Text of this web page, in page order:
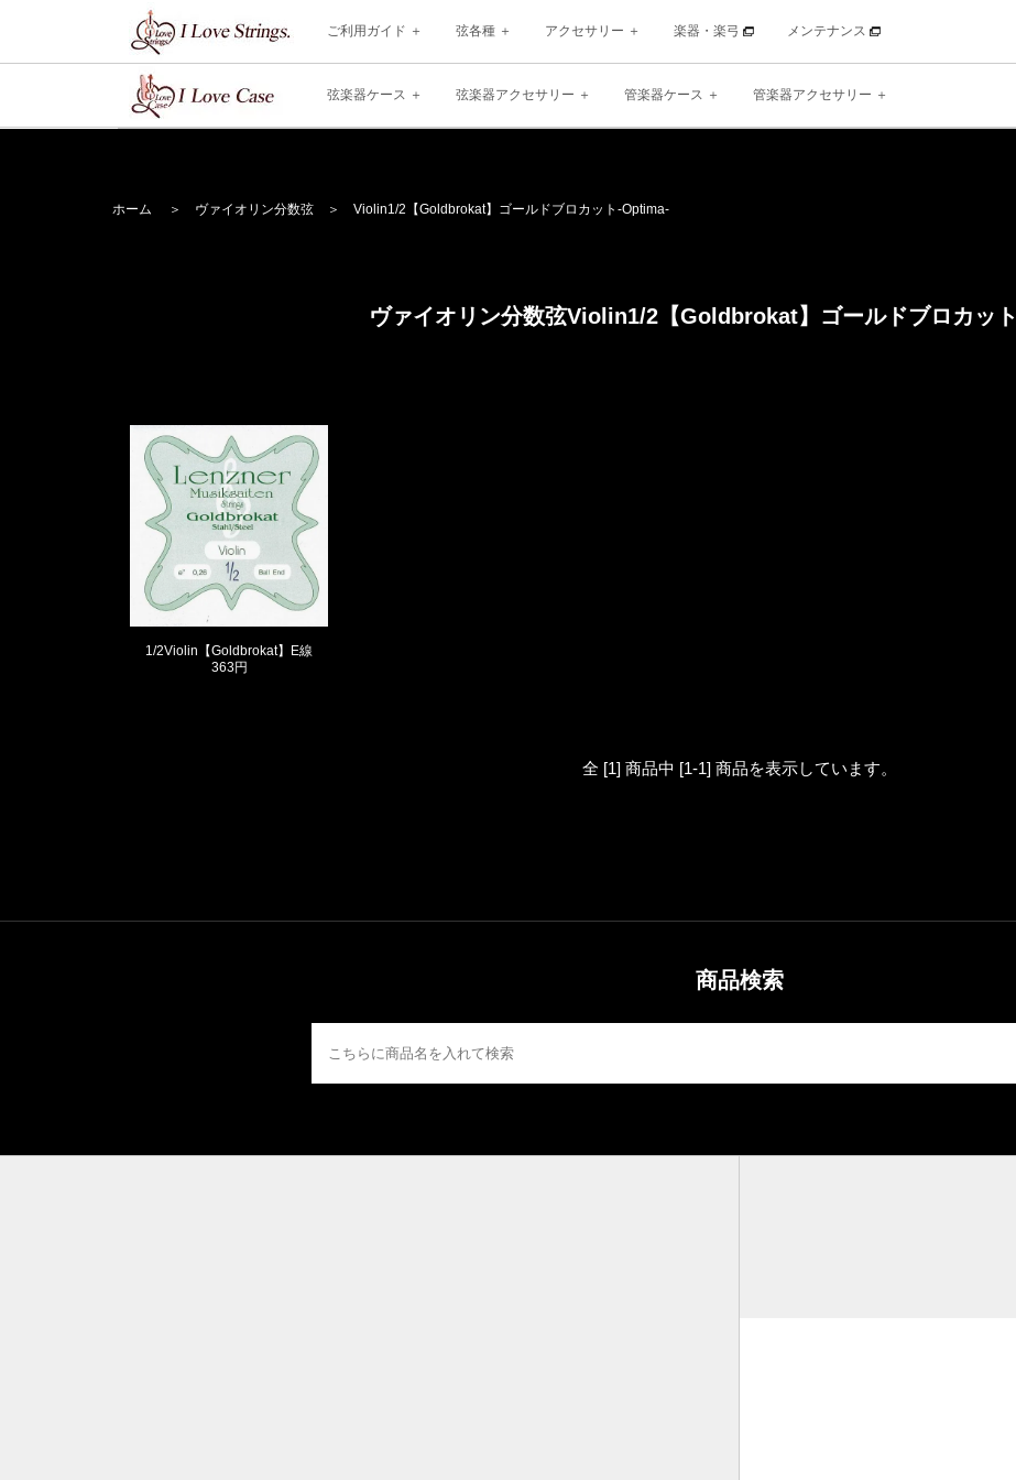
ご利用ガイド 弦各種 アクセサリー 楽器・楽弓 メンテナンス
弦楽器ケース 弦楽器アクセサリー 管楽器ケース 管楽器アクセサリー
ホーム ＞ ヴァイオリン分数弦 ＞ Violin1/2【Goldbrokat】 ゴールドブロカット -Optima-
ヴァイオリン分数弦Violin1/2【Goldbrokat】 ゴールドブロカット
1/2Violin【Goldbrokat】E線
363円
全 [1] 商品中 [1-1] 商品を表示しています。
商品検索